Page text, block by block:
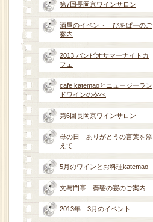
第7回長岡京ワインサロン
酒屋のイベント びあぱーのご
案内
2013 バンビオサマーナイトカ
フェ
cafe katemaoとニュージーラン
ドワインの夕べ
第6回長岡京ワインサロン
母の日 ありがとうの言葉を添
えて
5月のワインとお料理katemao
文与門亭 奏饗の宴のご案内
2013年 3月のイベント